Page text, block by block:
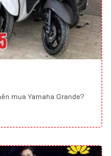
mua Yamaha Grande?